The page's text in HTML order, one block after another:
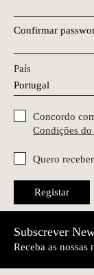
Confirmar
País
Concordo
Condições
Quero
Registar
Subscrever
Receba as